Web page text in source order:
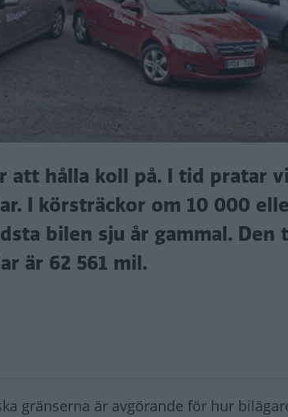
att hålla koll på. I tid pratar
I körsträckor om 10 000
bilen sju år gammal. Den
är 62 561 mil.
gränserna är avgörande för hur